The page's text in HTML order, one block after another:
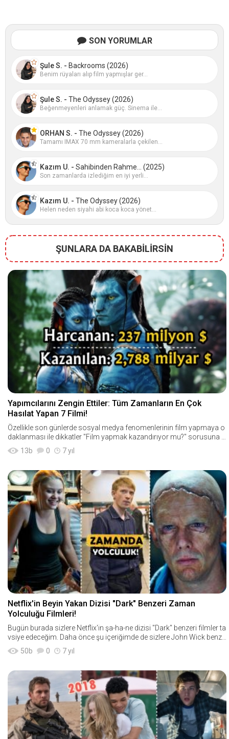
SON YORUMLAR
Şule S. - Backrooms (2026)
Benim rüyaları alıp film yapmışlar ger...
Şule S. - The Odyssey (2026)
Beğenmeyenleri anlamak güç. Sinema ile...
ORHAN S. - The Odyssey (2026)
Tamamı IMAX 70 mm kameralarla çekilen...
Kazım U. - Sahibinden Rahme... (2025)
Son zamanlarda izlediğim en iyi yerli...
Kazım U. - The Odyssey (2026)
Helen neden siyahi abi koca koca yönet...
ŞUNLARA DA BAKABİLİRSİN
Yapımcılarını Zengin Ettiler: Tüm Zamanların En Çok
Hasılat Yapan 7 Filmi!
Özellikle son günlerde sosyal medya fenomenlerinin film yapmaya o
daklanması ile dikkatler "Film yapmak kazandırıyor mu?" sorusuna k
aydı. İşte bu yüzden sır
13b 0 7 yıl
Netflix'in Beyin Yakan Dizisi "Dark" Benzeri Zaman
Yolculuğu Filmleri!
Bugün burada sizlere Netflix'in şa-ha-ne dizisi "Dark" benzeri filmler ta
vsiye edeceğim. Daha önce şu içeriğimde de sizlere John Wick benze
ri filmler
50b 0 7 yıl